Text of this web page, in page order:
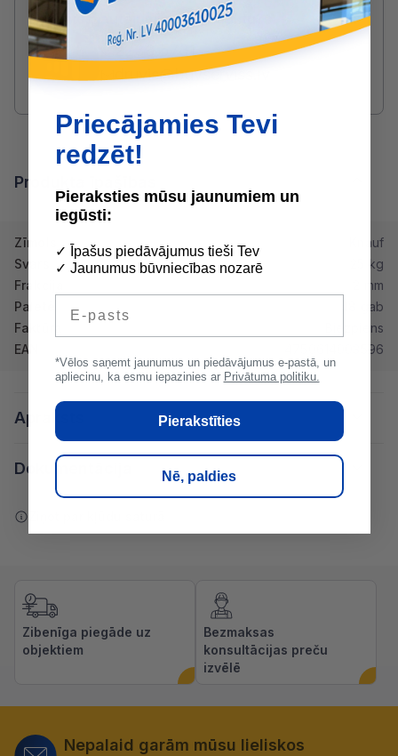
Radušies jautājumi par produktu?
SAZINIES AR DRUVIS:
2233 5731
druvis@buvserviss.lv
Produkta īpašības
Zīmols
Knauf
Svars
25 kg
Frakcija
2 mm
Paletē
48 gab
Faktūra
Biezpiens
EAN
4750614003596
Apraksts
Dokumentācija
Zibenīga piegāde uz
objektiem
Bezmaksas
konsultācijas preču
izvēlē
Nepalaid garām mūsu lieliskos
Priecājamies Tevi
redzēt!
Pieraksties mūsu jaunumiem un
iegūsti:
✓ Īpašus piedāvājumus tieši Tev
✓ Jaunumus būvniecības nozarē
*Vēlos saņemt jaunumus un piedāvājumus e-pastā, un
apliecinu, ka esmu iepazinies ar Privātuma politiku.
Pierakstīties
Nē, paldies